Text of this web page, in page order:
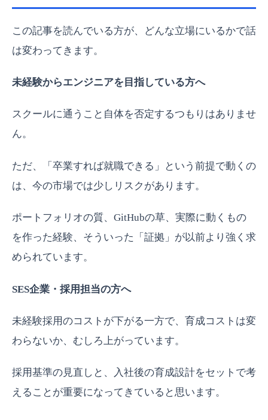
この記事を読んでいる方が、どんな立場にいるかで話
は変わってきます。
未経験からエンジニアを目指している方へ
スクールに通うこと自体を否定するつもりはありませ
ん。
ただ、「卒業すれば就職できる」という前提で動くの
は、今の市場では少しリスクがあります。
ポートフォリオの質、GitHubの草、実際に動くもの
を作った経験、そういった「証拠」が以前より強く求
められています。
SES企業・採用担当の方へ
未経験採用のコストが下がる一方で、育成コストは変
わらないか、むしろ上がっています。
採用基準の見直しと、入社後の育成設計をセットで考
えることが重要になってきていると思います。